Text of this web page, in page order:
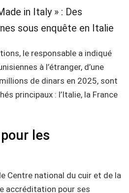
in Italy » : Des
sous enquête en Italie
le responsable a indiqué
à l’étranger, d’une
de dinars en 2025, sont
principaux : l’Italie, la France
les
Centre national du cuir et de la
accréditation pour ses